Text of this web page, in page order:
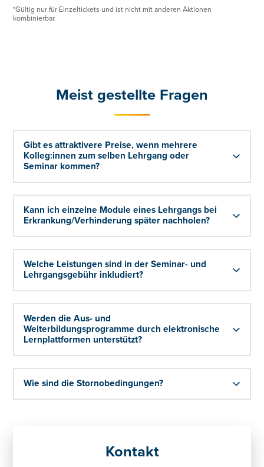
*Gültig nur für Einzeltickets und ist nicht mit anderen Aktionen
kombinierbar.
Meist gestellte Fragen
Gibt es attraktivere Preise, wenn mehrere
Kolleg:innen zum selben Lehrgang oder
Seminar kommen?
Kann ich einzelne Module eines Lehrgangs bei
Erkrankung/Verhinderung später nachholen?
Welche Leistungen sind in der Seminar- und
Lehrgangsgebühr inkludiert?
Werden die Aus- und
Weiterbildungsprogramme durch elektronische
Lernplattformen unterstützt?
Wie sind die Stornobedingungen?
Kontakt